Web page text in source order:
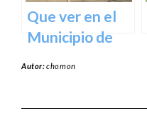
Que ver en el
Municipio de
Autor:chomon